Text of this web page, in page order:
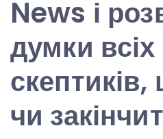
News і
думки всіх
чи